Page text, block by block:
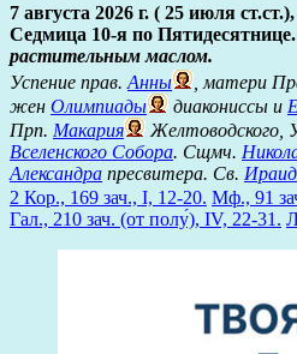
7 августа 2026 г. ( 25 июля
Седмица 10-я по
растительным маслом.
Успение прав. Анны
, матери
жен Олимпиады диакониссы и
Прп. Макария Желтоводского,
Вселенского Собора. Сщмч.
Александра пресвитера. Св.
2 Кор., 169 зач., I, 12-20. Мф., 91
Гал., 210 зач. (от полу́), IV, 22-31.